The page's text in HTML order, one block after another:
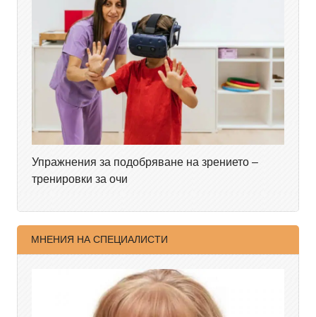
Упражнения за подобряване на зрението –
тренировки за очи
МНЕНИЯ НА СПЕЦИАЛИСТИ